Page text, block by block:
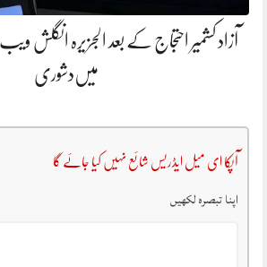
آزاد کشمیر احتجاج کے بعد الجزیرہ
میں‌دشوری
آپکا ای میل ایڈریس شائع نہیں کیا جائے گا
اپنا تبصرہ لکھیں